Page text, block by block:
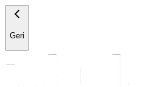
Geri